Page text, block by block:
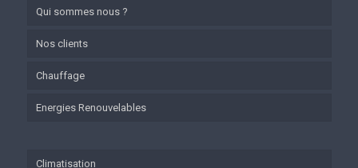
Qui sommes nous ?
Nos clients
Chauffage
Energies Renouvelables
Climatisation